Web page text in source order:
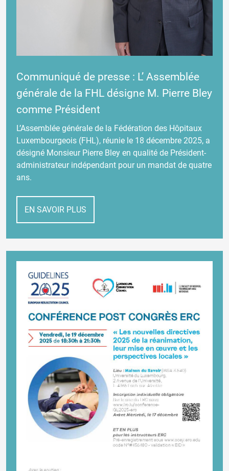
Communiqué de presse : L’ Assemblée
générale de la FHL désigne M. Pierre Bley
comme Président
L’Assemblée générale de la Fédération des Hôpitaux
Luxembourgeois (FHL), réunie le 18 décembre 2025, a
désigné Monsieur Pierre Bley en qualité de Président-
administrateur indépendant pour un mandat de quatre
ans.
EN SAVOIR PLUS